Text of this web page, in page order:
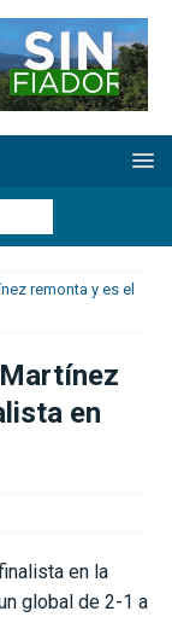
remonta y es el
en
en la
global de 2-1 a